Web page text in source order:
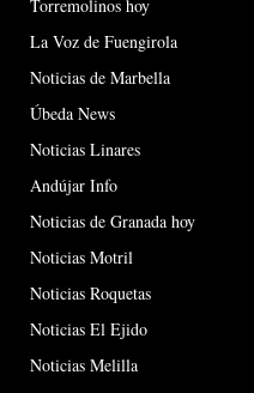
Torremolinos hoy
La Voz de Fuengirola
Noticias de Marbella
Úbeda News
Noticias Linares
Andújar Info
Noticias de Granada hoy
Noticias Motril
Noticias Roquetas
Noticias El Ejido
Noticias Melilla